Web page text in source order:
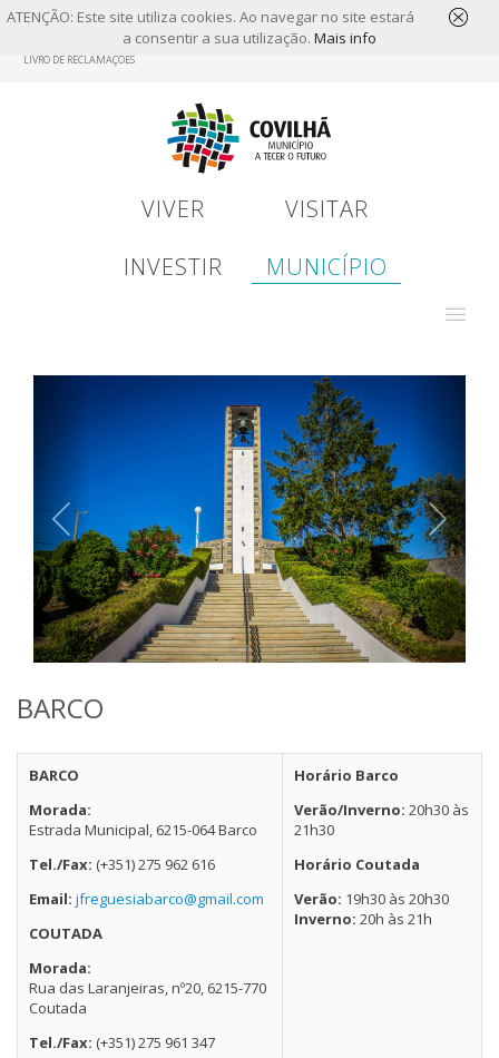
ATENÇÃO: Este site utiliza cookies. Ao navegar no site estará
a consentir a sua utilização. Mais info
LIVRO DE RECLAMAÇÕES
VIVER
VISITAR
INVESTIR
MUNICÍPIO
BARCO
BARCO
Morada:
Estrada Municipal, 6215-064 Barco
Tel./Fax: (+351) 275 962 616
Email: jfreguesiabarco@gmail.com
COUTADA
Morada:
Rua das Laranjeiras, nº20, 6215-770
Coutada
Tel./Fax: (+351) 275 961 347
Horário Barco
Verão/Inverno: 20h30 às
21h30
Horário Coutada
Verão: 19h30 às 20h30
Inverno: 20h às 21h